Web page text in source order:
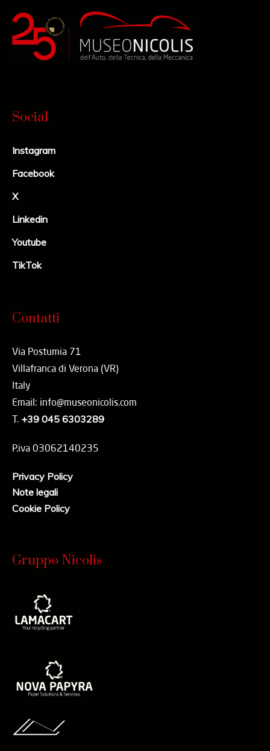
Social
Instagram
Facebook
X
Linkedin
Youtube
TikTok
Contatti
Via Postumia 71
Villafranca di Verona (VR)
Italy
Email: info@museonicolis.com
T. +39 045 6303289
P.iva 03062140235
Privacy Policy
Note legali
Cookie Policy
Gruppo Nicolis